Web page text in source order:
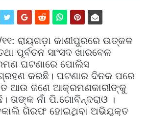
ରାୟଗଡ଼ା କାଶୀପୁରରେ ଉତ୍କଳ
ପୂର୍ବତନ ସାଂସଦ ଖାରବେଳ
ଘଟଣାରେ ପୋଲିସ
ଗ୍ରହଣ କରଛି। ଘଟଣାର ଦିନକ ପରେ
ଆଉ ଜଣେ ଆକ୍ରମଣକାରୀଙ୍କୁ
ତାଙ୍କ ନାଁ ପି.ଗୋବିନ୍ଦରାଓ ।
ଗିରଫ ହୋଇଥିବା ଅଭିଯୁକ୍ତ